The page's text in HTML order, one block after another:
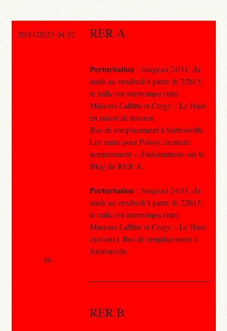
20/11/2023 04:32 RER A
Perturbation : Jusqu'au 24/11, du
lundi au vendredi à partir de 22h15,
le trafic est interrompu entre
Maisons-Laffitte et Cergy – Le Haut
en raison de travaux.
Bus de remplacement à Sartrouville.
Les trains pour Poissy circulent
normalement + d'informations sur le
Blog du RER A.
Perturbation : Jusqu'au 24/11, du
lundi au vendredi à partir de 22h15,
le trafic est interrompu entre
Maisons-Laffitte et Cergy – Le Haut
(travaux). Bus de remplacement à
Sartrouville.
RER B
au